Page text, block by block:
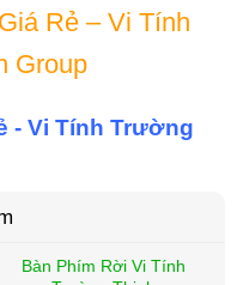
Rẻ – Vi Tính
Group
- Vi Tính Trường
Bàn Phím Rời Vi Tính